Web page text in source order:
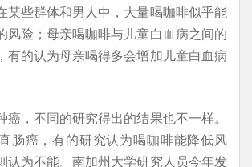
某些群体和男人中，大量喝咖啡似乎能
风险；母亲喝咖啡与儿童白血病之间的
有的认为母亲喝得多会增加儿童白血病
癌，不同的研究得出的结果也不一样。
肠癌，有的研究认为喝咖啡能降低风
认为不能。南加州大学研究人员今年发